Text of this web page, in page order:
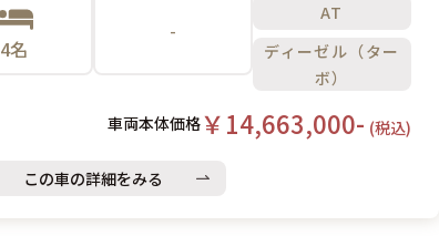
4名
-
AT
ディーゼル（ター
ボ）
車両本体価格￥14,663,000- (税込)
この車の詳細をみる